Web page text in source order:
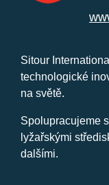
Sitour
technologické
na světě.
Spolupracujeme
lyžařskými
dalšími.